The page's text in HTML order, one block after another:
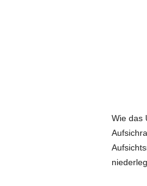
Wie das